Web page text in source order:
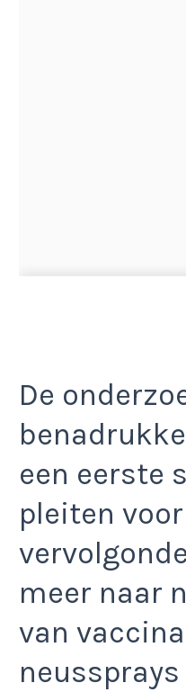
De
een eerste
pleiten voor
meer naar
van